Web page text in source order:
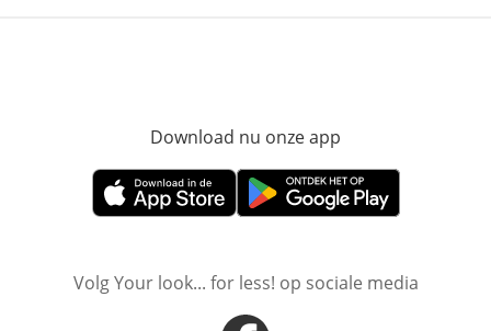
Download nu onze app
Opent in nieuw vensterOpent in nieuw venster
Volg Your look... for less! op sociale media